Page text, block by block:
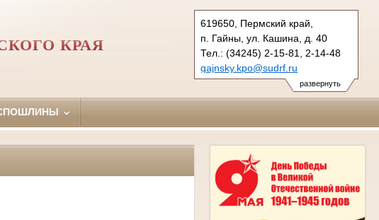
развернуть
619650, Пермский край,
п. Гайны, ул. Кашина, д. 40
Тел.: (34245) 2-15-81, 2-14-48
gajnsky.kpo@sudrf.ru
КРАЯ